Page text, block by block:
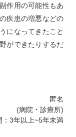
作用の可能性もあ
疾患の増悪などの
になってきたこと
ができたりするだ
匿名
(病院・診療所)
：3年以上~5年未満